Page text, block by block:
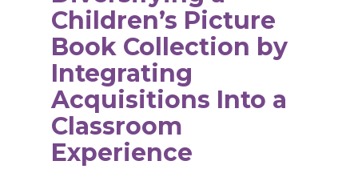
Children’s Picture
Book Collection by
Integrating
Acquisitions Into a
Classroom
Experience